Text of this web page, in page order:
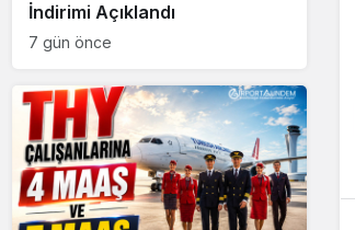
İndirimi Açıklandı
7 gün önce